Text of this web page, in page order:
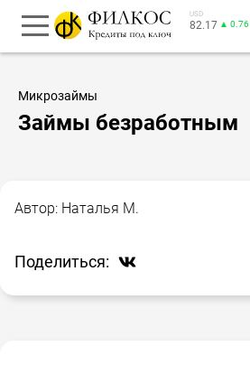
USD
82.17 ▲ 0.76
Микрозаймы
Займы безработным
Автор: Наталья М.
Поделиться: